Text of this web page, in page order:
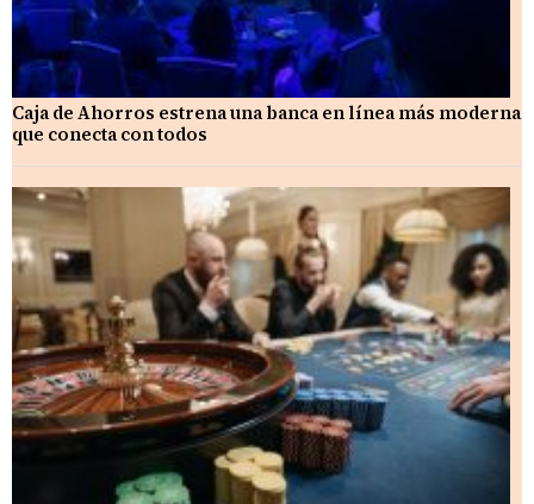
Caja de Ahorros estrena una banca en línea más moderna
que conecta con todos